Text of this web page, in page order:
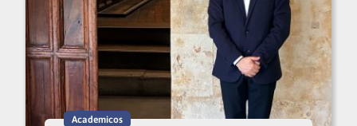
Academicos